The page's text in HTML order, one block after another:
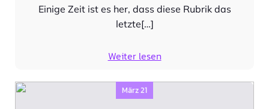
Einige Zeit ist es her, dass diese Rubrik das
letzte[…]
Weiter lesen
März 21